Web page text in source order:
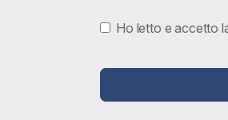
Ho letto e accetto